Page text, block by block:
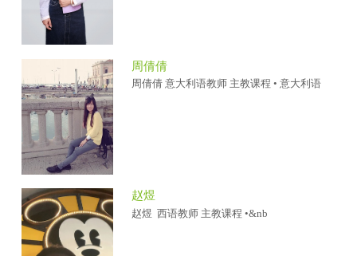
周倩倩
周倩倩 意大利语教师 主教课程 • 意大利语
赵煜
赵煜 西语教师 主教课程 •&nb